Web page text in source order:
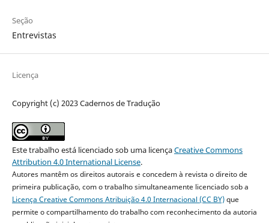
Seção
Entrevistas
Licença
Copyright (c) 2023 Cadernos de Tradução
Este trabalho está licenciado sob uma licençaCreative Commons
Attribution 4.0 International License.
Autores mantêm os direitos autorais e concedem à revista o direito de
primeira publicação, com o trabalho simultaneamente licenciado sob a
Licença Creative Commons Atribuição 4.0 Internacional (CC BY)que
permite o compartilhamento do trabalho com reconhecimento da autoria